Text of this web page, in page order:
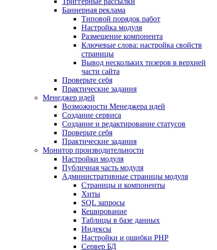
Баннерная реклама
Типовой порядок работ
Настройка модуля
Размещение компонента
Ключевые слова: настройка свойств
страницы
Вывод нескольких тизеров в верхней
части сайта
Проверьте себя
Практические задания
Менеджер идей
Возможности Менеджера идей
Создание сервиса
Создание и редактирование статусов
Проверьте себя
Практические задания
Монитор производительности
Настройки модуля
Публичная часть модуля
Административные страницы модуля
Страницы и компоненты
Хиты
SQL запросы
Кеширование
Таблицы в базе данных
Индексы
Настройки и ошибки PHP
Сервер БД